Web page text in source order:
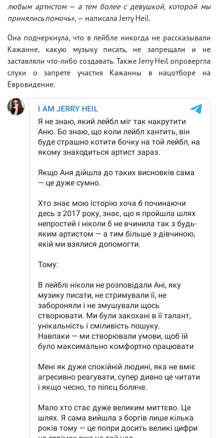
любым артистом — а тем более с девушкой, которой мы
принялись помочь», — написала Jerry Heil.
Она подчеркнула, что в лейбле никогда не рассказывали
Кажанне, какую музыку писать, не запрещали и не
заставляли что-либо создавать. Также Jerry Heil опровергла
слухи о запрете участия Кажанны в нацотборе на
Евровидение.